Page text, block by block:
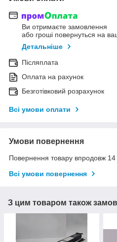
Ви отримаєте замовлення
або гроші повернуться на
Детальніше
Післяплата
Оплата на рахунок
Безготівковий розрахунок
Всі умови оплати
Умови повернення
Повернення товару впродовж 14
Всі умови повернення
З цим товаром також